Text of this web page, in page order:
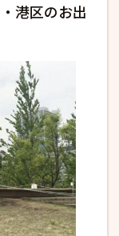
港区のお出